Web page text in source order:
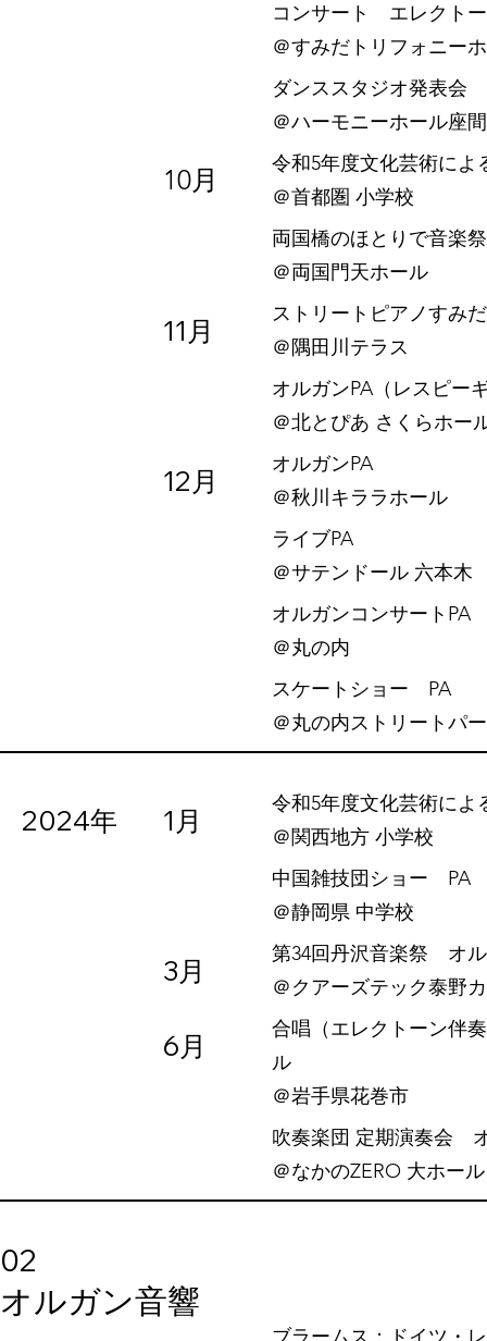
コンサート エレクトー
＠すみだトリフォニー
ダンススタジオ発表会
＠ハーモニーホール座
令和5年度文化芸術に
​＠首都圏 小学校
10月
両国橋のほとりで音楽
​＠両国門天ホール
ストリートピアノすみ
​＠隅田川テラス
11月
オルガンPA（レスピー
＠北とぴあ さくらホー
オルガンPA
​＠秋川キララホール
12月
ライブPA
​＠サテンドール 六本木
オルガンコンサートPA
​＠丸の内
スケートショー PA
＠丸の内ストリートパ
2024年
令和5年度文化芸術に
​＠関西地方 小学校
1月
中国雑技団ショー PA
​＠静岡県 中学校
第34回丹沢音楽祭 オル
＠クアーズテック泰野
3月
合唱（エレクトーン伴
ル
​＠岩手県花巻市
6月
吹奏楽団 定期演奏会
​＠なかのZERO 大ホール
02
​オルガン音響